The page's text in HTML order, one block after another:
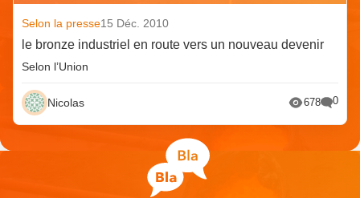
Selon la presse15 Déc. 2010
le bronze industriel en route vers un nouveau devenir
Selon l’Union
Nicolas 678 0